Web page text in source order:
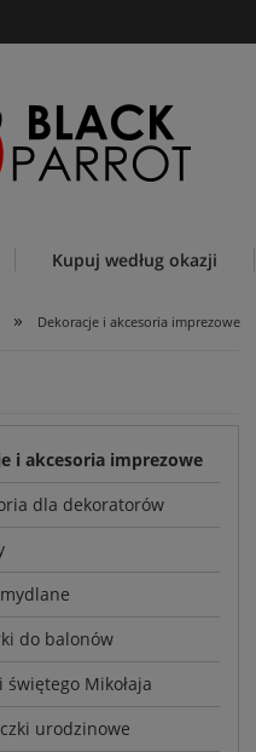
Kupuj według okazji
» Dekoracje i akcesoria imprezowe
i akcesoria imprezowe
dla dekoratorów
do balonów
świętego Mikołaja
urodzinowe